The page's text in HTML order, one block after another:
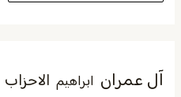
آل عمران ابراهيم الاحزاب